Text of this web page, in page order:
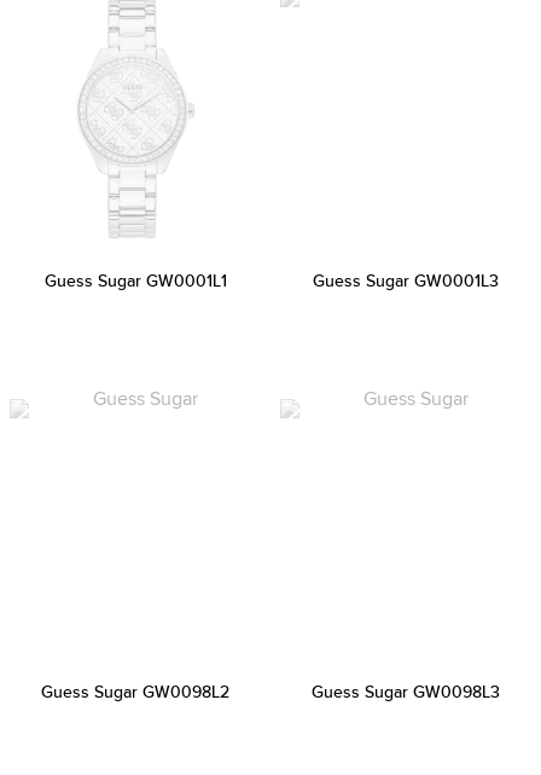
Guess Sugar GW0001L1 Guess Sugar GW0001L3
Guess Sugar GW0098L2 Guess Sugar GW0098L3